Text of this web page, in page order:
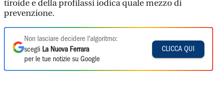
tiroide e della profilassi iodica quale mezzo di
prevenzione.
Non lasciare decidere l'algoritmo:
scegli La Nuova Ferrara
per le tue notizie su Google
CLICCA QUI